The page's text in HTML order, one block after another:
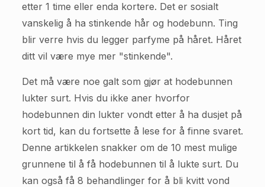
etter 1 time eller enda kortere. Det er sosialt
vanskelig å ha stinkende hår og hodebunn. Ting
blir verre hvis du legger parfyme på håret. Håret
ditt vil være mye mer "stinkende".
Det må være noe galt som gjør at hodebunnen
lukter surt. Hvis du ikke aner hvorfor
hodebunnen din lukter vondt etter å ha dusjet på
kort tid, kan du fortsette å lese for å finne svaret.
Denne artikkelen snakker om de 10 mest mulige
grunnene til å få hodebunnen til å lukte surt. Du
kan også få 8 behandlinger for å bli kvitt vond